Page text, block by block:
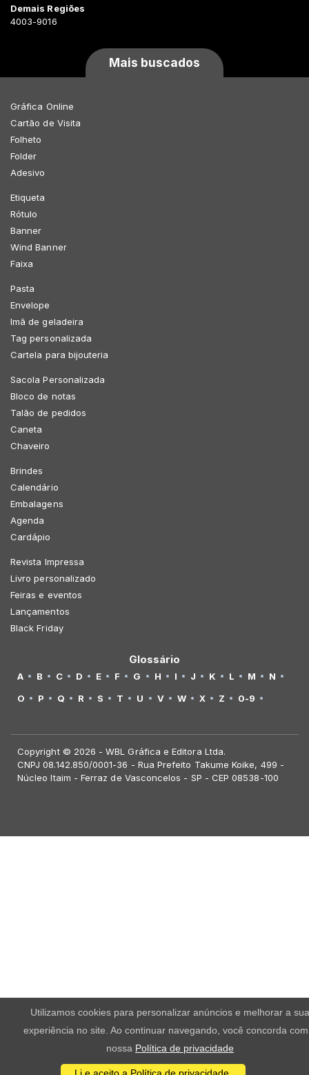
Demais Regiões
4003-9016
Mais buscados
Gráfica Online
Cartão de Visita
Folheto
Folder
Adesivo
Etiqueta
Rótulo
Banner
Wind Banner
Faixa
Pasta
Envelope
Imã de geladeira
Tag personalizada
Cartela para bijouteria
Sacola Personalizada
Bloco de notas
Talão de pedidos
Caneta
Chaveiro
Brindes
Calendário
Embalagens
Agenda
Cardápio
Revista Impressa
Livro personalizado
Feiras e eventos
Lançamentos
Black Friday
Glossário
A B C D E F G H I J K L M
N
O
P Q R S T U V W X Z 0-9
Copyright © 2026 - WBL Gráfica e Editora Ltda.
CNPJ 08.142.850/0001-36 - Rua Prefeito Takume Koike, 499 -
Núcleo Itaim - Ferraz de Vasconcelos - SP - CEP 08538-100
Utilizamos cookies para personalizar anúncios e melhorar a sua
experiência no site. Ao continuar navegando, você concorda
nossa Política de privacidade